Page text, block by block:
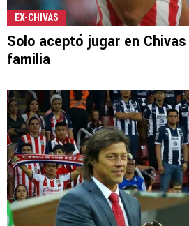
EX-CHIVAS
Solo aceptó jugar en
familia